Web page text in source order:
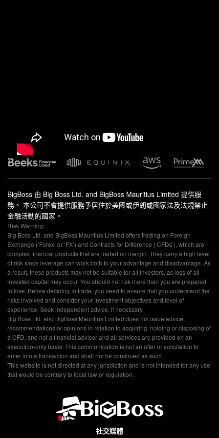
BigBoss 由 Big Boss Ltd. and BigBoss Mauritius Limited 提供服
務。 本公司不會提供服務予居住於美國或伊朗或國家法及法規禁止
金融活動的國家。
Risk Warning:
Big Boss Ltd. and BigBoss Mauritius Limited offers trading on Foreign
Exchange (‘Forex’ or ‘FX’) and Contracts for Difference (‘CFDs’), which are
complex financial products that are traded on margin. They carry a high level
of risk since leverage can work both to your advantage and disadvantage. As
a result, these products may not be suitable for all investors, as loss of all
invested capital may occur. You should not risk more than you are prepared
to lose. Before deciding to trade, you need to ensure that you understand the
risks involved and consider your investment objectives and level of
experience. Seek independent advice, if necessary.
Big Boss Ltd. and BigBoss Mauritius Limited does not issue advice,
recommendations or opinions in relation to acquiring, holding or disposing of
a CFD, and not a financial advisor and all services are provided on an
execution-only basis. This communication is not an offer or solicitation to
enter into a transaction and shall not be construed as such.
This website is not directed at any jurisdiction and is not intended for any use
that would be contrary to local law or regulation.
社交媒體